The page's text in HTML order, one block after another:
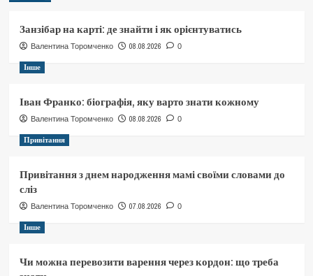
Занзібар на карті: де знайти і як орієнтуватись
Валентина Торомченко 08.08.2026 0
Інше
Іван Франко: біографія, яку варто знати кожному
Валентина Торомченко 08.08.2026 0
Привітання
Привітання з днем народження мамі своїми словами до
сліз
Валентина Торомченко 07.08.2026 0
Інше
Чи можна перевозити варення через кордон: що треба